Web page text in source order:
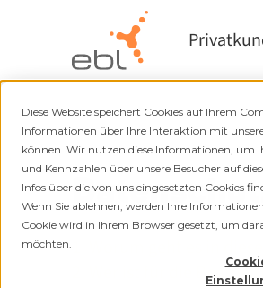
Diese Website speichert Cookies auf Ihrem
Informationen über Ihre Interaktion mit
können. Wir nutzen diese Informationen, um
und Kennzahlen über unsere Besucher auf
Infos über die von uns eingesetzten Cookies
Wenn Sie ablehnen, werden Ihre
Cookie wird in Ihrem Browser gesetzt, um
möchten.
1. Worum geht es in
2. Wer ist für die